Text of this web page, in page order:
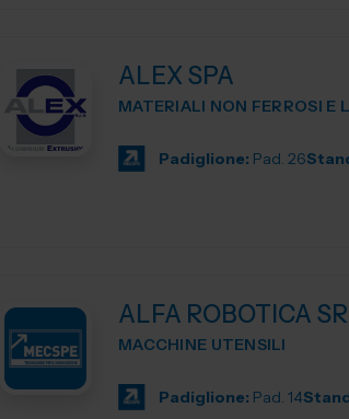
ALEX SPA
MATERIALI NON FERROSI E
Padiglione: Pad. 26
ALFA ROBOTICA
MACCHINE UTENSILI
Padiglione: Pad. 14